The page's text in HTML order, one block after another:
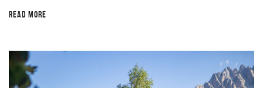
READ MORE